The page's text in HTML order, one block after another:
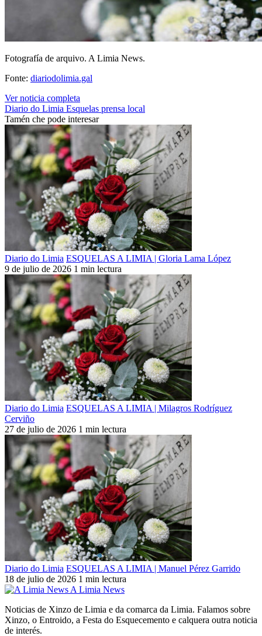
Fotografía de arquivo. A Limia News.
Fonte: diariodolimia.gal
Ver noticia completa
Diario do Limia Esquelas prensa local
Tamén che pode interesar
Diario do Limia ESQUELAS A LIMIA | Gloria Lama López
9 de julio de 2026 1 min lectura
Diario do Limia ESQUELAS A LIMIA | Milagros Rodríguez
Cerviño
27 de julio de 2026 1 min lectura
Diario do Limia ESQUELAS A LIMIA | Manuel Pérez Garrido
18 de julio de 2026 1 min lectura
A Limia News
Noticias de Xinzo de Limia e da comarca da Limia. Falamos sobre
Xinzo, o Entroido, a Festa do Esquecemento e calquera outra noticia
de interés.